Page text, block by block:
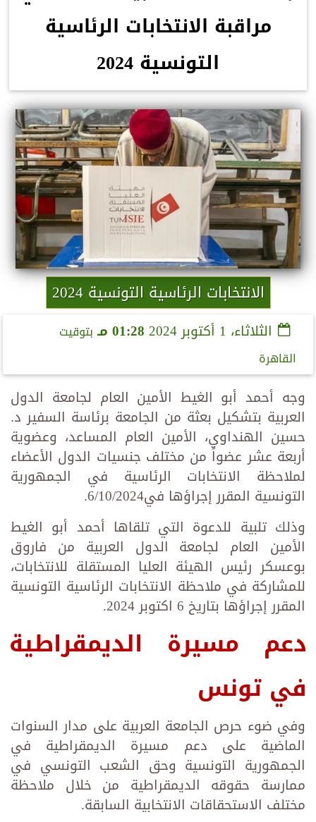
مراقبة الانتخابات الرئاسية
التونسية 2024
الانتخابات الرئاسية التونسية 2024
الثلاثاء، 1 أكتوبر 2024 01:28 مـ
بتوقيت
القاهرة
وجه أحمد أبو الغيط الأمين العام لجامعة الدول
العربية بتشكيل بعثة من الجامعة برئاسة السفير د.
حسين الهنداوي، الأمين العام المساعد، وعضوية
أربعة عشر عضواً من مختلف جنسيات الدول الأعضاء
لملاحظة الانتخابات الرئاسية في الجمهورية
التونسية المقرر إجراؤها في6/10/2024.
​وذلك تلبية للدعوة التي تلقاها أحمد أبو الغيط
الأمين العام لجامعة الدول العربية من فاروق
بوعسكر رئيس الهيئة العليا المستقلة للانتخابات،
للمشاركة في ملاحظة الانتخابات الرئاسية التونسية
المقرر إجراؤها بتاريخ 6 اكتوبر 2024.
دعم مسيرة الديمقراطية
في تونس
وفي ضوء حرص الجامعة العربية على مدار السنوات
الماضية على دعم مسيرة الديمقراطية في
الجمهورية التونسية وحق الشعب التونسي في
ممارسة حقوقه الديمقراطية من خلال ملاحظة
مختلف الاستحقاقات الانتخابية السابقة.